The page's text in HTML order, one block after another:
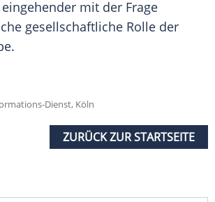
mit der Frage
gesellschaftliche Rolle der
Dienst, Köln
ZURÜCK ZUR STARTSEITE